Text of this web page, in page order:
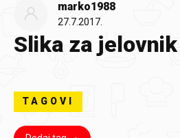
marko1988
27.7.2017.
Slika za
TAGOVI